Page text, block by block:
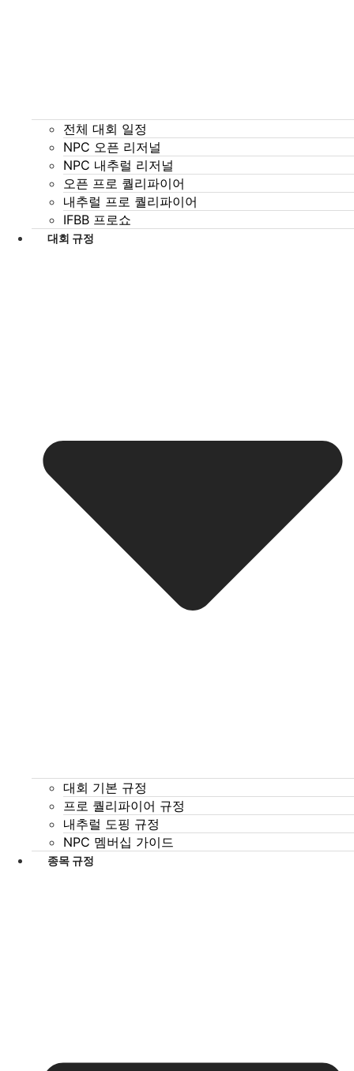
전체 대회 일정
NPC 오픈 리저널
NPC 내추럴 리저널
오픈 프로 퀄리파이어
내추럴 프로 퀄리파이어
IFBB 프로쇼
대회 규정
대회 기본 규정
프로 퀄리파이어 규정
내추럴 도핑 규정
NPC 멤버십 가이드
종목 규정